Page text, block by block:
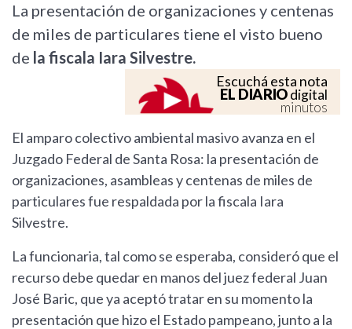
La presentación de organizaciones y centenas
de miles de particulares tiene el visto bueno
de la fiscala Iara Silvestre.
Escuchá esta nota
EL DIARIOdigital
minutos
El amparo colectivo ambiental masivo avanza en el
Juzgado Federal de Santa Rosa: la presentación de
organizaciones, asambleas y centenas de miles de
particulares fue respaldada por la fiscala Iara
Silvestre.
La funcionaria, tal como se esperaba, consideró que el
recurso debe quedar en manos del juez federal Juan
José Baric, que ya aceptó tratar en su momento la
presentación que hizo el Estado pampeano, junto a la